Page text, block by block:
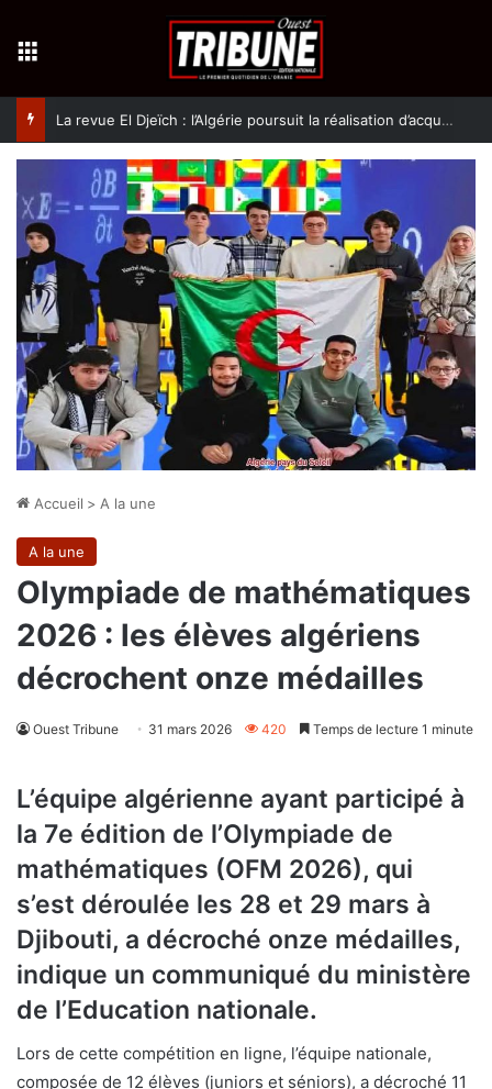
La revue El Djeïch : l’Algérie poursuit la réalisation d’acquis qualitatifs et historiques dans un climat de sécurité et de stabilité
Accueil > A la une
A la une
Olympiade de mathématiques
2026 : les élèves algériens
décrochent onze médailles
Ouest Tribune 31 mars 2026 420 Temps de lecture 1 minute
L’équipe algérienne ayant participé à
la 7e édition de l’Olympiade de
mathématiques (OFM 2026), qui
s’est déroulée les 28 et 29 mars à
Djibouti, a décroché onze médailles,
indique un communiqué du ministère
de l’Education nationale.
Lors de cette compétition en ligne, l’équipe nationale,
composée de 12 élèves (juniors et séniors), a décroché 11